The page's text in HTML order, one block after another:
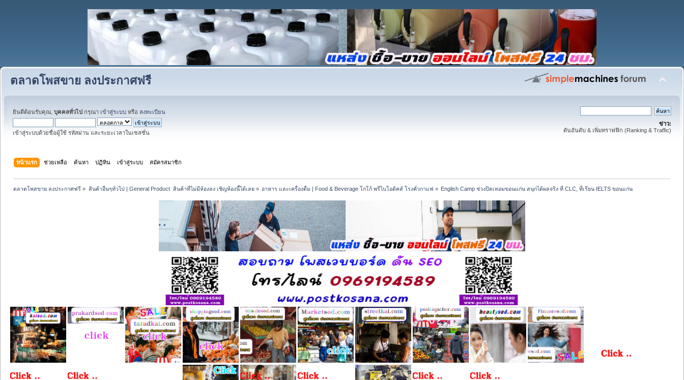
ตลาดโพสขาย ลงประกาศฟรี
ยินดีต้อนรับคุณ, บุคคลทั่วไป กรุณา เข้าสู่ระบบ หรือ ลงทะเบียน
เข้าสู่ระบบด้วยชื่อผู้ใช้ รหัสผ่าน และระยะเวลาในเซสชั่น
ข่าว:
ดันอันดับ & เพิ่มทราฟฟิก (Ranking & Traffic)
หน้าแรก ช่วยเหลือ ค้นหา ปฏิทิน เข้าสู่ระบบ สมัครสมาชิก
ตลาดโพสขาย ลงประกาศฟรี » สินค้าอื่นๆทั่วไป | General Product  สินค้าที่ไม่มีห้องลง เชิญห้องนี้ได้เลย» อาหาร และเครื่องดื่ม | Food & Beverage โกโก้ พรีไบโอติคส์ โรงคั่วกาแฟ » English Camp ช่วงปิดเทอมขอนแก่น สนุกได้ผลจริง ที่ CLC, ที่เรียน IELTS ขอนแก่น